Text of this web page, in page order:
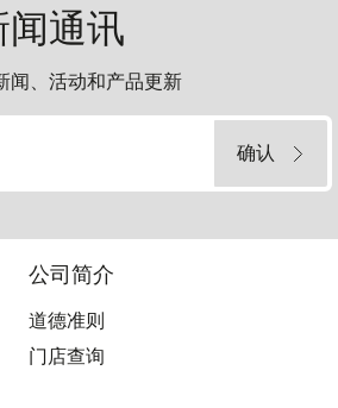
通讯
闻、活动和产品更新
确认
公司简介
道德准则
门店查询